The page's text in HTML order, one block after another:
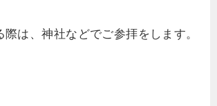
は、神社などでご参拝をします。